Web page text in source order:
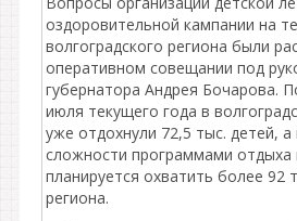
оздоровительной кампании на
волгоградского региона были
оперативном совещании под
губернатора Андрея Бочарова.
июля текущего года в
уже отдохнули 72,5 тыс. детей,
сложности программами отдыха
планируется охватить более 92
региона.